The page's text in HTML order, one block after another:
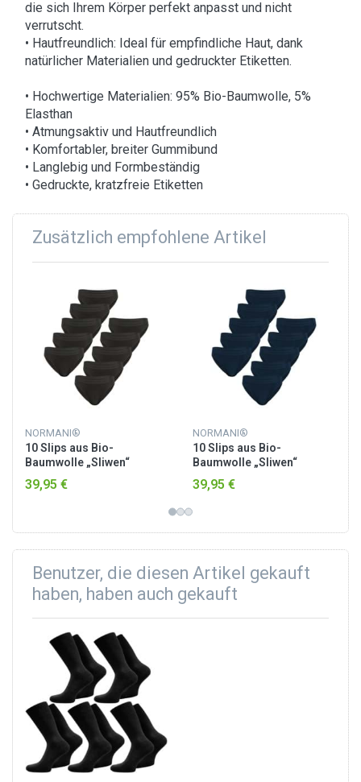
die sich Ihrem Körper perfekt anpasst und nicht
verrutscht.
• Hautfreundlich: Ideal für empfindliche Haut, dank
natürlicher Materialien und gedruckter Etiketten.
• Hochwertige Materialien: 95% Bio-Baumwolle, 5%
Elasthan
• Atmungsaktiv und Hautfreundlich
• Komfortabler, breiter Gummibund
• Langlebig und Formbeständig
• Gedruckte, kratzfreie Etiketten
Zusätzlich empfohlene Artikel
NORMANI®
10 Slips aus Bio-
Baumwolle „Sliwen“
Schwarz
39,95 €
NORMANI®
10 Slips aus Bio-
Baumwolle „Sliwen“
Dunkelblau
39,95 €
Benutzer, die diesen Artikel gekauft
haben, haben auch gekauft